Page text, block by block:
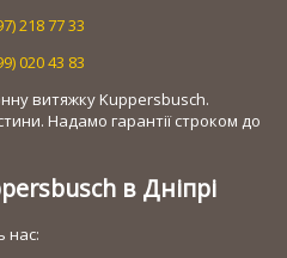
218 77 33
020 43 83
витяжку Kuppersbusch.
Надамо гарантії строком до
в Дніпрі
нас: